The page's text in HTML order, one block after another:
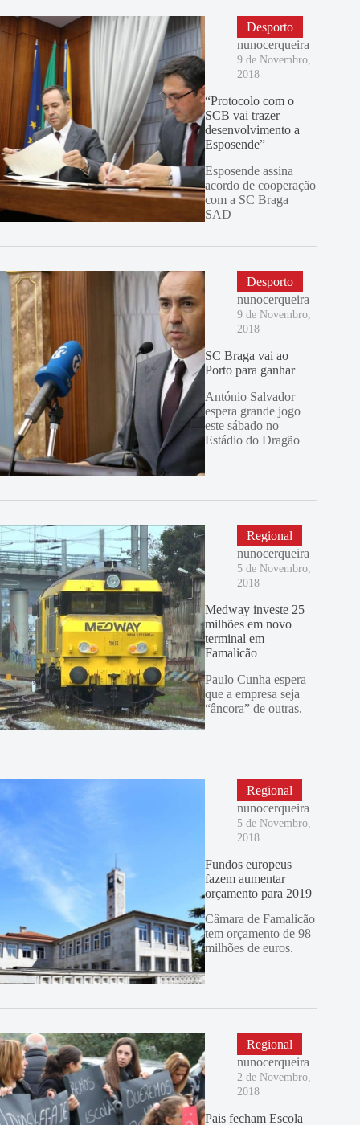
Desporto
nunocerqueira
9 de Novembro,
2018
“Protocolo com o
SCB vai trazer
desenvolvimento a
Esposende”
Esposende assina
acordo de cooperação
com a SC Braga
SAD
Desporto
nunocerqueira
9 de Novembro,
2018
SC Braga vai ao
Porto para ganhar
António Salvador
espera grande jogo
este sábado no
Estádio do Dragão
Regional
nunocerqueira
5 de Novembro,
2018
Medway investe 25
milhões em novo
terminal em
Famalicão
Paulo Cunha espera
que a empresa seja
“âncora” de outras.
Regional
nunocerqueira
5 de Novembro,
2018
Fundos europeus
fazem aumentar
orçamento para 2019
Câmara de Famalicão
tem orçamento de 98
milhões de euros.
Regional
nunocerqueira
2 de Novembro,
2018
Pais fecham Escola